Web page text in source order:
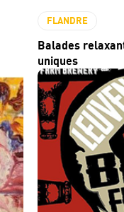
FLANDRE
Balades
uniques